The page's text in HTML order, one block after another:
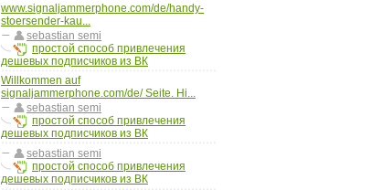
www.signaljammerphone.com/de/handy-
stoersender-kau...
sebastian semi
простой способ привлечения
дешевых подписчиков из ВК
Willkommen auf
signaljammerphone.com/de/ Seite. Hi...
sebastian semi
простой способ привлечения
дешевых подписчиков из ВК
sebastian semi
простой способ привлечения
дешевых подписчиков из ВК